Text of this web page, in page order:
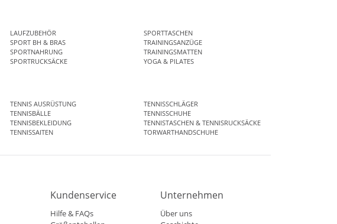
LAUFZUBEHÖR
SPORT BH & BRAS
SPORTNAHRUNG
SPORTRUCKSÄCKE
SPORTTASCHEN
TRAININGSANZÜGE
TRAININGSMATTEN
YOGA & PILATES
TENNIS AUSRÜSTUNG
TENNISBÄLLE
TENNISBEKLEIDUNG
TENNISSAITEN
TENNISSCHLÄGER
TENNISSCHUHE
TENNISTASCHEN & TENNISRUCKSÄCKE
TORWARTHANDSCHUHE
Kundenservice
Hilfe & FAQs
Unternehmen
Über uns